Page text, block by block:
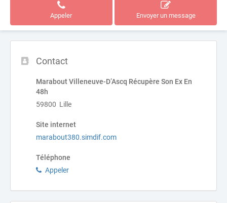
Appeler Envoyer un message
Contact
Marabout Villeneuve-D’Ascq Récupère Son Ex En
48h
59800 Lille
Site internet
marabout380.simdif.com
Téléphone
Appeler